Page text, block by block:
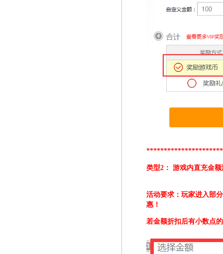
类型2： 游戏内直充金
活动要求：玩家进入部
惠 ！
若金额折扣后有小数点